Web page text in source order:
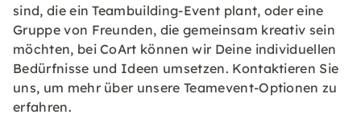
sind, die ein Teambuilding-Event plant, oder eine
Gruppe von Freunden, die gemeinsam kreativ sein
möchten, bei CoArt können wir Deine individuellen
Bedürfnisse und Ideen umsetzen. Kontaktieren Sie
uns, um mehr über unsere Teamevent-Optionen zu
erfahren.